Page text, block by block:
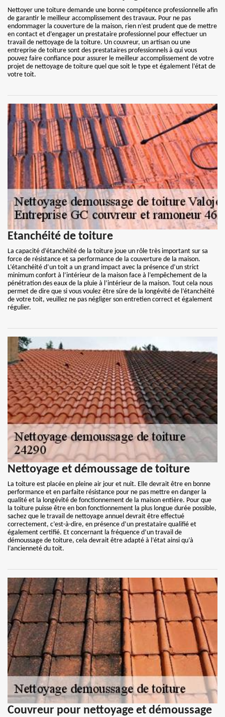
Nettoyer une toiture demande une bonne compétence professionnelle afin
de garantir le meilleur accomplissement des travaux. Pour ne pas
endommager la couverture de la maison, rien n’est prudent que de mettre
en contact et d’engager un prestataire professionnel pour effectuer un
travail de nettoyage de la toiture. Un couvreur, un artisan ou une
entreprise de toiture sont des prestataires professionnels à qui vous
pouvez faire confiance pour assurer le meilleur accomplissement de votre
projet de nettoyage de toiture quel que soit le type et également l’état de
votre toit.
Etanchéité de toiture
La capacité d’étanchéité de la toiture joue un rôle très important sur sa
force de résistance et sa performance de la couverture de la maison.
L’étanchéité d’un toit a un grand impact avec la présence d’un strict
minimum confort à l’intérieur de la maison face à l’empêchement de la
pénétration des eaux de la pluie à l’intérieur de la maison. Tout cela nous
permet de dire que si vous voulez être sûre de la longévité de l’étanchéité
de votre toit, veuillez ne pas négliger son entretien correct et également
régulier.
Nettoyage et démoussage de toiture
La toiture est placée en pleine air jour et nuit. Elle devrait être en bonne
performance et en parfaite résistance pour ne pas mettre en danger la
qualité et la longévité de fonctionnement de la maison entière. Pour que
la toiture puisse être en bon fonctionnement la plus longue durée possible,
sachez que le travail de nettoyage annuel devrait être effectué
correctement, c’est-à-dire, en présence d’un prestataire qualifié et
également certifié. Et concernant la fréquence d’un travail de
démoussage de toiture, cela devrait être adapté à l’état ainsi qu’à
l’ancienneté du toit.
Couvreur pour nettoyage et démoussage